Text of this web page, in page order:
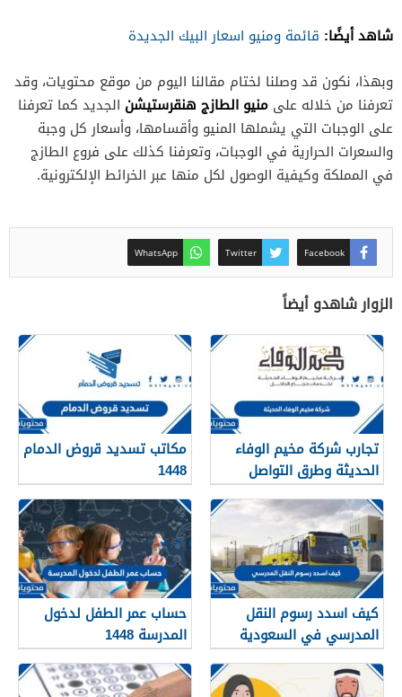
شاهد أيضًا: قائمة ومنيو اسعار البيك الجديدة
وبهذا، نكون قد وصلنا لختام مقالنا اليوم من موقع محتويات، وقد
تعرفنا من خلاله على منيو الطازج هنقرستيشن الجديد كما تعرفنا
على الوجبات التي يشملها المنيو وأقسامها، وأسعار كل وجبة
والسعرات الحرارية في الوجبات، وتعرفنا كذلك على فروع الطازج
في المملكة وكيفية الوصول لكل منها عبر الخرائط الإلكترونية.
Facebook
Twitter
WhatsApp
الزوار شاهدو أيضاً
تجارب شركة مخيم الوفاء
الحديثة وطرق التواصل
معهم 1448
مكاتب تسديد قروض الدمام
1448
كيف اسدد رسوم النقل
المدرسي في السعودية
1448
حساب عمر الطفل لدخول
المدرسة 1448